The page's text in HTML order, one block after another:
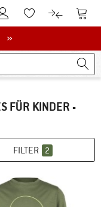
Zum KundenkontoZum Merkzettel.
Zum Zum
»
FÜR KINDER -
FILTER 2